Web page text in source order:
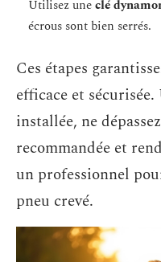
Utilisez uneclé
écrous sont bien serrés.
Ces étapes
efficace et
installée, ne
recommandée et
un professionnel
pneu crevé.